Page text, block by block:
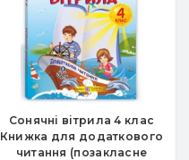
Сонячні вітрила 4 клас
Книжка для додаткового
читання (позакласне